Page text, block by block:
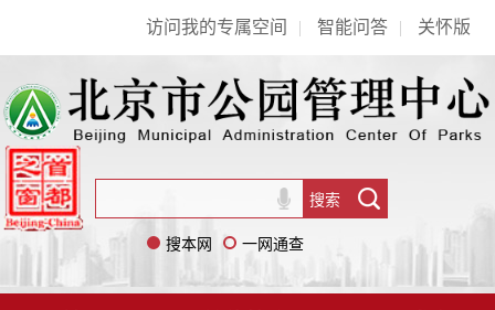
访问我的专属空间 | 智能问答 | 关怀版
搜本网 一网通查